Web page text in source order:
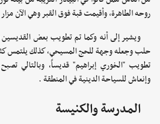
روحه الطاهرة، وأقيمت قبة فوق القبر وهي الآن
ويشير إلى أنه وكما تم تطويب بعض
حلب وجعله وجهة للحج المسيحي، كذلك يلتمس
تطويب "الخوري إبراهيم" قديساً، وبالتالي
وإنعاش للسياحة الدينية في المنطقة .
المدرسة والكنيسة